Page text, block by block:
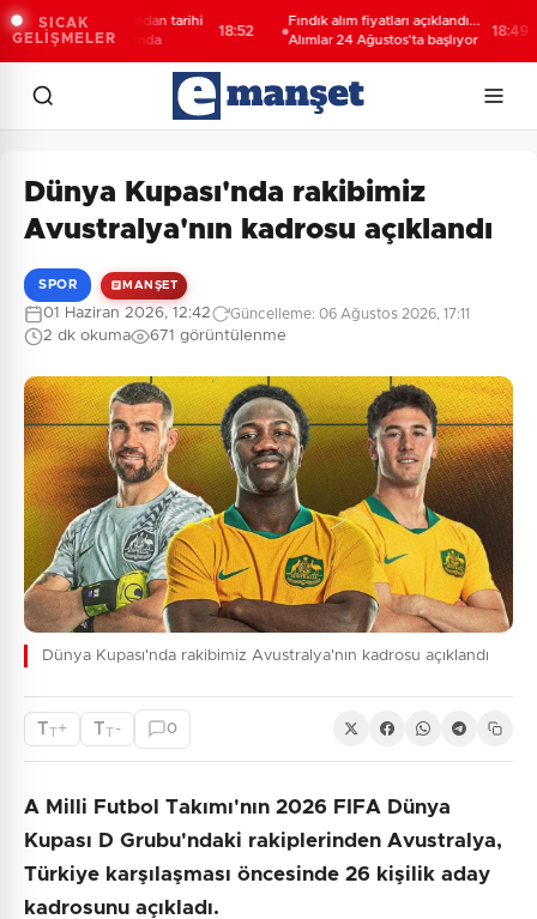
SICAK
GELİŞMELER
Tarih Kurumu’ndan tarihi
tek platformda
18:52
Fındık alım fiyatları açıklandı...
Alımlar 24 Ağustos'ta başlıyor
18:49
Dünya Kupası'nda rakibimiz
Avustralya'nın kadrosu açıklandı
SPOR MANŞET
01 Haziran 2026, 12:42 Güncelleme: 06 Ağustos 2026, 17:11
2 dk okuma 671 görüntülenme
Dünya Kupası'nda rakibimiz Avustralya'nın kadrosu açıklandı
TT+ TT - 0
A Milli Futbol Takımı'nın 2026 FIFA Dünya
Kupası D Grubu'ndaki rakiplerinden Avustralya,
Türkiye karşılaşması öncesinde 26 kişilik aday
kadrosunu açıkladı.